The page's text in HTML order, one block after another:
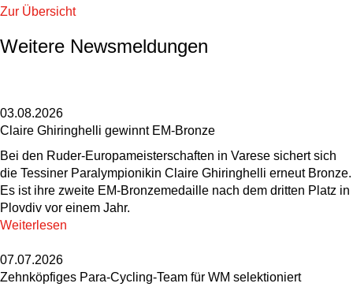
Zur Übersicht
Weitere Newsmeldungen
03.08.2026
Claire Ghiringhelli gewinnt EM-Bronze
Bei den Ruder-Europameisterschaften in Varese sichert sich
die Tessiner Paralympionikin Claire Ghiringhelli erneut Bronze.
Es ist ihre zweite EM-Bronzemedaille nach dem dritten Platz in
Plovdiv vor einem Jahr.
Weiterlesen
07.07.2026
Zehnköpfiges Para-Cycling-Team für WM selektioniert